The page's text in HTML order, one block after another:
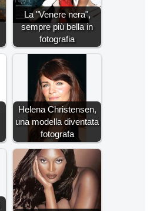
La "Venere nera",
sempre più bella in
fotografia
Helena Christensen,
una modella diventata
fotografa